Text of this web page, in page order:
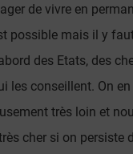
de vivre en
possible mais il y
des Etats, des
les conseillent. On
très loin et
cher si on persiste